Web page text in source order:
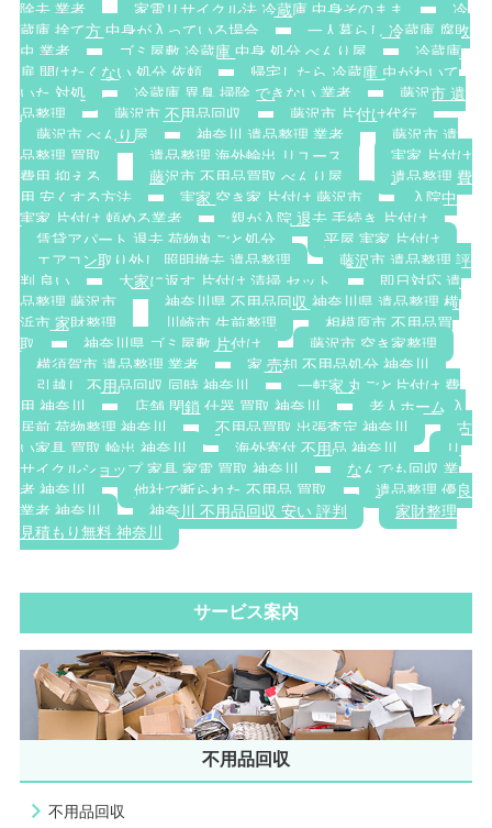
除去 業者
家電リサイクル法 冷蔵庫 中身そのまま
冷
蔵庫 捨て方 中身が入っている場合
一人暮らし 冷蔵庫 腐敗
虫 業者
ゴミ屋敷 冷蔵庫 中身 処分 べんり屋
冷蔵庫
扉 開けたくない 処分 依頼
帰宅したら 冷蔵庫 虫がわいて
いた 対処
冷蔵庫 異臭 掃除 できない 業者
藤沢市 遺
品整理
藤沢市 不用品回収
藤沢市 片付け代行
藤沢市 べんり屋
神奈川 遺品整理 業者
藤沢市 遺
品整理 買取
遺品整理 海外輸出 リユース
実家 片付け
費用 抑える
藤沢市 不用品買取 べんり屋
遺品整理 費
用 安くする方法
実家 空き家 片付け 藤沢市
入院中
実家 片付け 頼める業者
親が入院 退去 手続き 片付け
賃貸アパート 退去 荷物丸ごと処分
平屋 実家 片付け
エアコン取り外し 照明撤去 遺品整理
藤沢市 遺品整理 評
判 良い
大家に返す 片付け 清掃 セット
即日対応 遺
品整理 藤沢市
神奈川県 不用品回収 神奈川県 遺品整理 横
浜市 家財整理
川崎市 生前整理
相模原市 不用品買
取
神奈川県 ゴミ屋敷 片付け
藤沢市 空き家整理
横須賀市 遺品整理 業者
家 売却 不用品処分 神奈川
引越し 不用品回収 同時 神奈川
一軒家 丸ごと片付け 費
用 神奈川
店舗 閉鎖 什器 買取 神奈川
老人ホーム 入
居前 荷物整理 神奈川
不用品買取 出張査定 神奈川
古
い家具 買取 輸出 神奈川
海外寄付 不用品 神奈川
リ
サイクルショップ 家具 家電 買取 神奈川
なんでも回収 業
者 神奈川
他社で断られた 不用品 買取
遺品整理 優良
業者 神奈川
神奈川 不用品回収 安い 評判
家財整理
見積もり無料 神奈川
サービス案内
不用品回収
不用品回収